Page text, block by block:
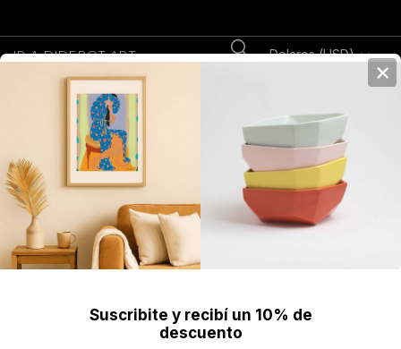
IR A DIDEROT.ART Dolares (USD)
Fine Art Prints > Just Dance, Print Enmarcado
×
Suscribite y recibí un 10% de
descuento